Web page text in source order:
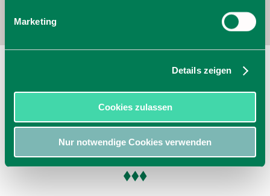
Marketing
Details zeigen
Cookies zulassen
Nur notwendige Cookies verwenden
Gartenstraße
jetzt Route planen